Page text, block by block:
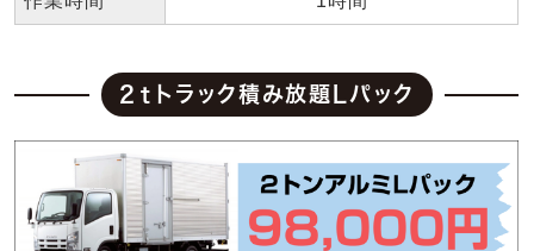
2ｔトラック積み放題Lパック